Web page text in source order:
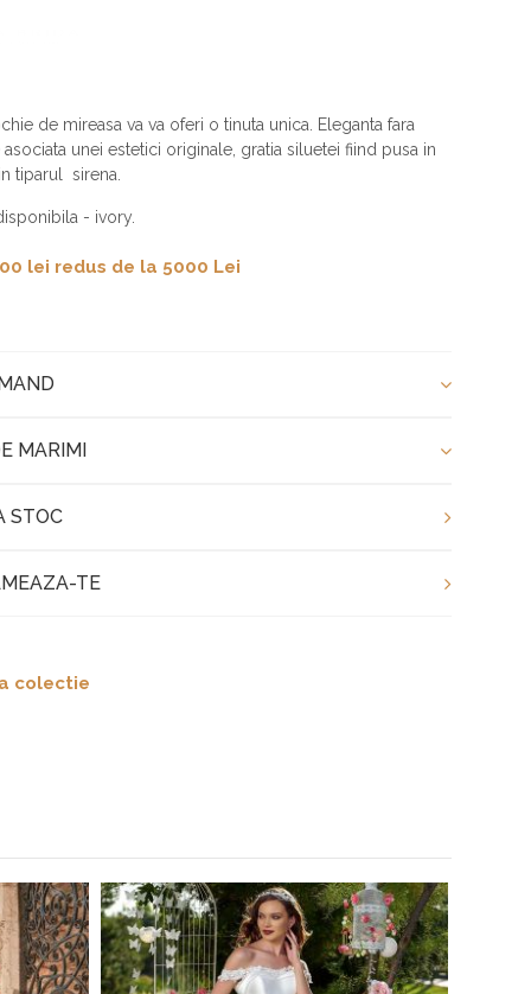
de mireasa va va oferi o tinuta unica.
Eleganta fara
unei estetici originale, gratia siluetei fiind pusa in
tiparul sirena.
- ivory.
lei redus de la 5000 Lei
MARIMI
STOC
TE
colectie